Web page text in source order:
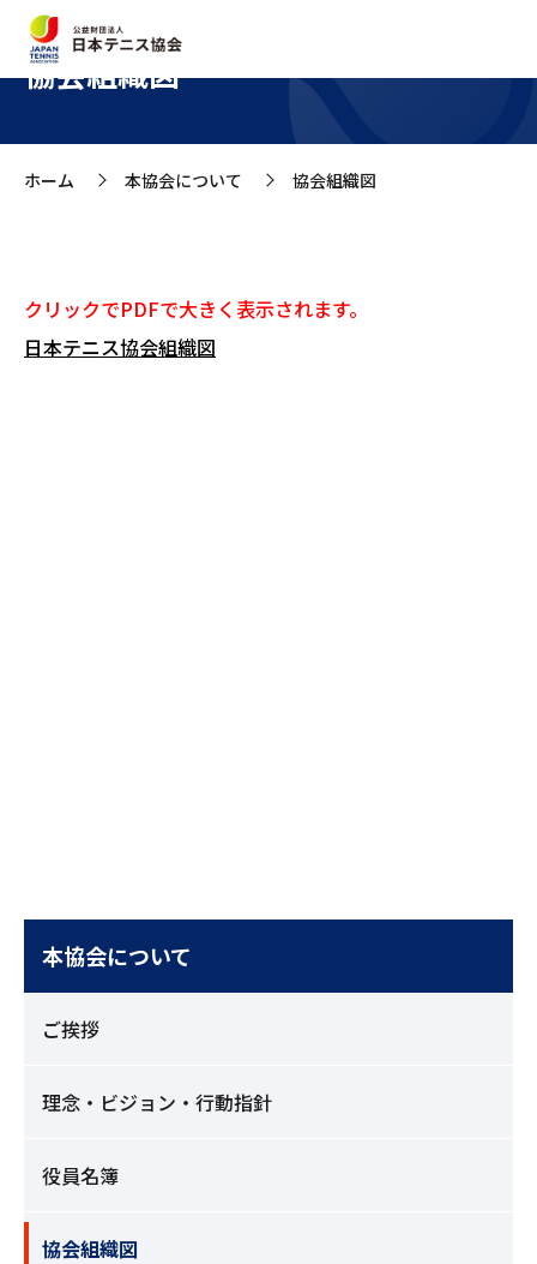
協会組織図
ホーム >
本協会について >
協会組織図
クリックでPDFで大きく表示されます。
日本テニス協会組織図
本協会について
ご挨拶
理念・ビジョン・行動指針
役員名簿
協会組織図